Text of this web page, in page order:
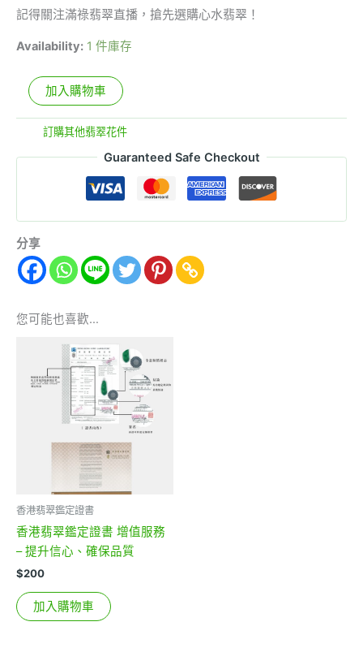
記得關注滿祿翡翠直播，搶先選購心水翡翠！
Availability: 1 件庫存
加入購物車
訂購其他翡翠花件
Guaranteed Safe Checkout
分享
您可能也喜歡…
香港翡翠鑑定證書
香港翡翠鑑定證書 增值服務
– 提升信心、確保品質
$200
加入購物車